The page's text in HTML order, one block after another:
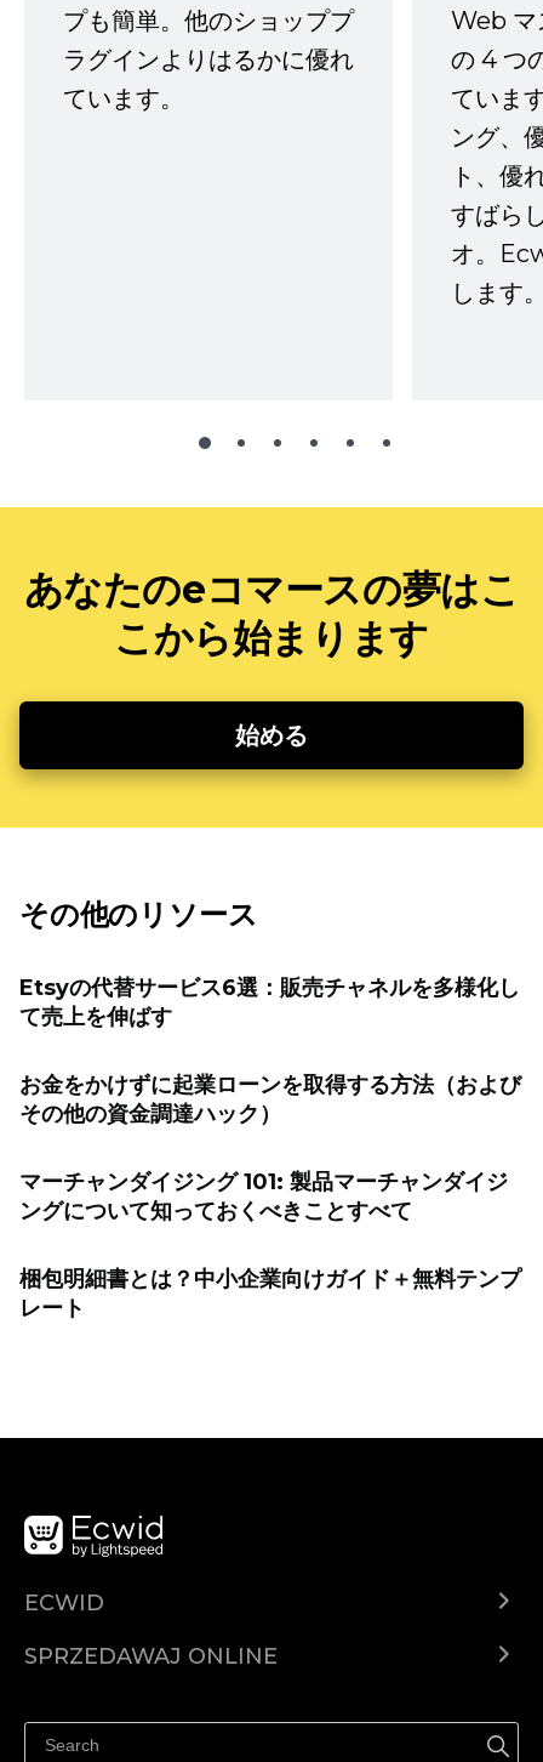
プも簡単。他のショッププ
ラグインよりはるかに優れ
ています。
Web マ
の 4 つ
ていま
ング、
ト、優
すばら
オ。
します
あなたのeコマースの夢はこ
こから始まります
始める
その他のリソース
Etsyの代替サービス6選：販売チャネルを多様化し
て売上を伸ばす
お金をかけずに起業ローンを取得する方法（および
その他の資金調達ハック）
マーチャンダイジング 101: 製品マーチャンダイジ
ングについて知っておくべきことすべて
梱包明細書とは？中小企業向けガイド＋無料テンプ
レート
ECWID
Cena
SPRZEDAWAJ ONLINE
Sprzedawaj na Facebooku